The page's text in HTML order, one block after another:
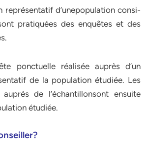
représentatif d’unepopulation consi-
pratiquées des enquêtes et des
ponctuelle réalisée auprès d’un
de la population étudiée. Les
de l’échantillonsont ensuite
étudiée.